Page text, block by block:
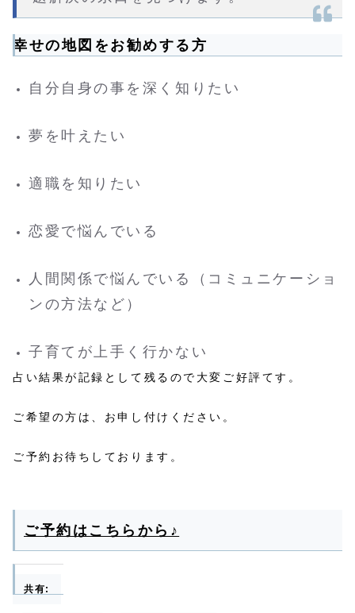
幸せの地図をお勧めする方
自分自身の事を深く知りたい
夢を叶えたい
適職を知りたい
恋愛で悩んでいる
人間関係で悩んでいる（コミュニケーショ
ンの方法など）
子育てが上手く行かない
占い結果が記録として残るので大変ご好評てす。
ご希望の方は、お申し付けください。
ご予約お待ちしております。
ご予約はこちらから♪
共有: